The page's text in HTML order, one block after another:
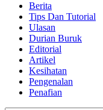
Berita
Tips Dan Tutorial
Ulasan
Durian Buruk
Editorial
Artikel
Kesihatan
Pengenalan
Penafian